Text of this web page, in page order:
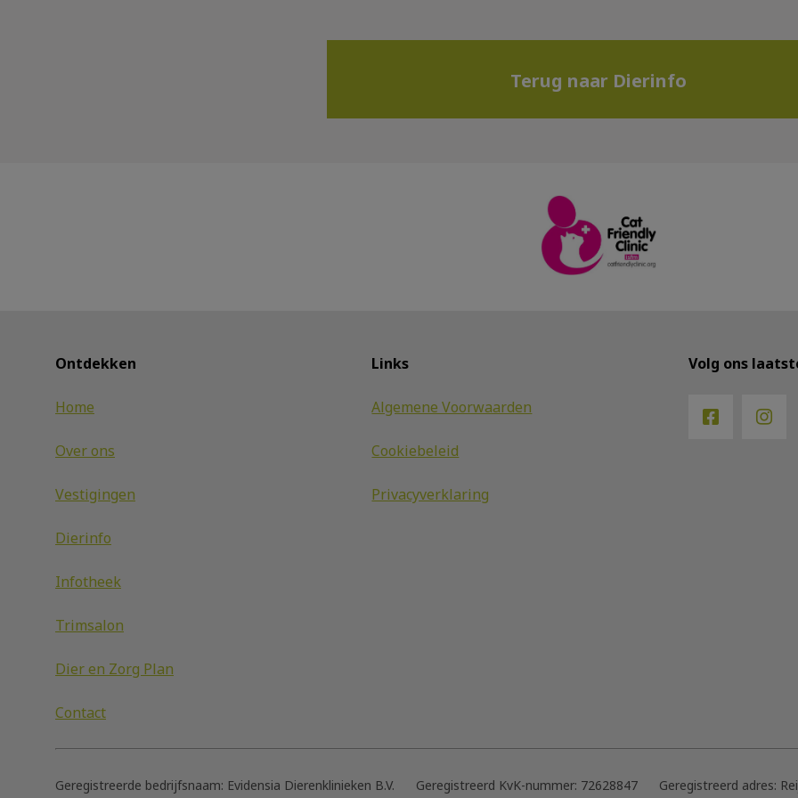
Terug naar Dierinfo
Ontdekken
Home
Over ons
Vestigingen
Dierinfo
Infotheek
Trimsalon
Dier en Zorg Plan
Contact
Links
Algemene Voorwaarden
Cookiebeleid
Privacyverklaring
Volg ons
Geregistreerde bedrijfsnaam: Evidensia Dierenklinieken B.V. Geregistreerd KvK-nummer: 72628847 Geregistreerd adres: